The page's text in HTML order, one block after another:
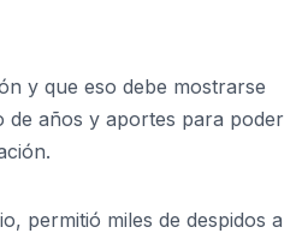
y que eso debe mostrarse
de años y aportes para poder
permitió miles de despidos a